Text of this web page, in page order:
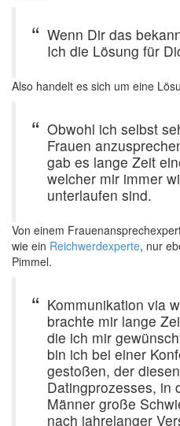
Wenn Dir das
Ich die Lösung für
Also handelt es sich um eine
Obwohl ich selbst
Frauen
gab es lange Zeit
welcher mir immer
unterlaufen sind.
Von einem
wie ein Reichwerdexperte, nur
Pimmel.
Kommunikation via
brachte mir lange
die ich mir
bin ich bei einer
gestoßen, der
Datingprozesses, in
Männer große
nach jahrelanger